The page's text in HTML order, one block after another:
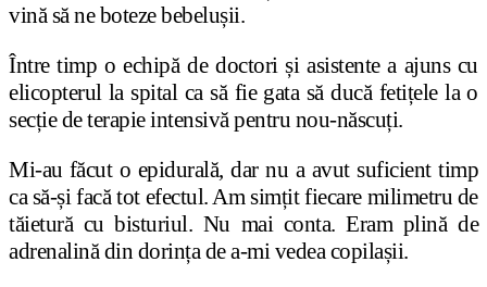
vină să ne boteze bebelușii.
Între timp o echipă de doctori și asistente a ajuns cu
elicopterul la spital ca să fie gata să ducă fetițele la o
secție de terapie intensivă pentru nou-născuți.
Mi-au făcut o epidurală, dar nu a avut suficient timp
ca să-și facă tot efectul. Am simțit fiecare milimetru de
tăietură cu bisturiul. Nu mai conta. Eram plină de
adrenalină din dorința de a-mi vedea copilașii.